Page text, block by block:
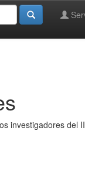
investigadores del